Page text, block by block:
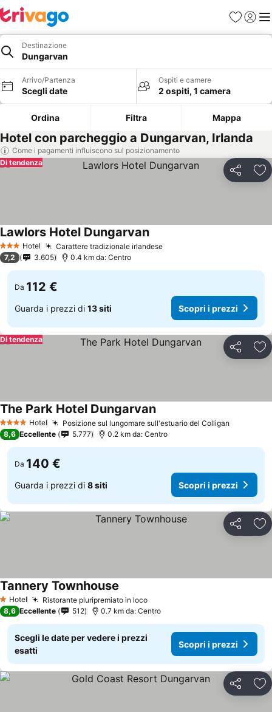
PreferitiAccedi
Destinazione
Dungarvan
Arrivo/Partenza
Scegli date
Ospiti e camere
2 ospiti, 1 camera
Ordina Filtra Mappa
Hotel con parcheggio a Dungarvan, Irlanda
Come i pagamenti influiscono sul posizionamento
Condividi
Di tendenza
3 StelleHotel Carattere tradizionale irlandese
Lawlors Hotel Dungarvan
7,2 3.605 0.4 km da: Centro
Da 112 €
Guarda i prezzi di 13 siti Scopri i prezzi
Condividi
Di tendenza
4 Stelle Hotel Posizione sul lungomare sull'estuario del Colligan
The Park Hotel Dungarvan
8,6 Eccellente 5.777 0.2 km da: Centro
Da 140 €
Guarda i prezzi di 8 siti Scopri i prezzi
Condividi
1 Stelle
Hotel Ristorante pluripremiato in loco
Tannery Townhouse
8,6 Eccellente 512 0.7 km da: Centro
Scegli le date per vedere i prezzi
esatti
Scopri i prezzi
Condividi